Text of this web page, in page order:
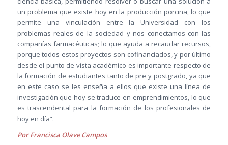
un problema que existe hoy en la producción porcina, lo que
permite una vinculación entre la Universidad con los
problemas reales de la sociedad y nos conectamos con las
compañías farmacéuticas; lo que ayuda a recaudar recursos,
porque todos estos proyectos son cofinanciados, y por último
desde el punto de vista académico es importante respecto de
la formación de estudiantes tanto de pre y postgrado, ya que
en este caso se les enseña a ellos que existe una línea de
investigación que hoy se traduce en emprendimientos, lo que
es trascendental para la formación de los profesionales de
hoy en día”.
Por Francisca Olave Campos